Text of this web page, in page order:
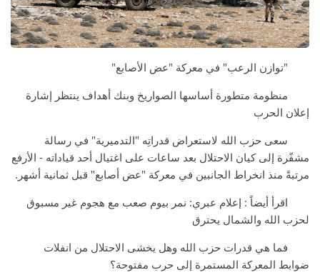
"توازن الرعب" في معركة "عض الأصابع"
منظومة متطورة أساسها الصواريخ وبنك أهداف ينتظر إشارة
إعلان الحرب
سعى حزب الله لاستعراض قدراتِه "التدميرية" في رسالة
مشفّرة إلى كيان الاحتلال بعد ساعات على اغتيال أحد قياداته - الأرفع
مرتبةً منذ انخراط الجانبين في معركة "عض أصابع" قبل ثمانية أشهر.
اقرأ أيضاً : إعلام عبري: نمر بيوم صعب مع هجوم غير مسبوق
لحزب الله والشمال يحترق
فما هي قدرات حزب الله وهل يخشى الاحتلال من انفلات
ضوابط المعركة المستمرة إلى حرب مفتوحة؟